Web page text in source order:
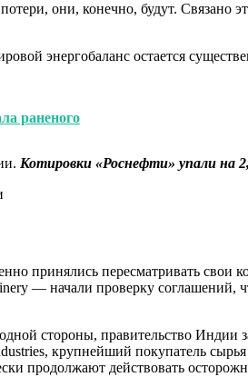
они, конечно, будут. Связано
энергобаланс остается
раненого
Котировки «Роснефти» упали на
принялись пересматривать
— начали проверку
стороны, правительство Индии
крупнейший покупатель
продолжают действовать